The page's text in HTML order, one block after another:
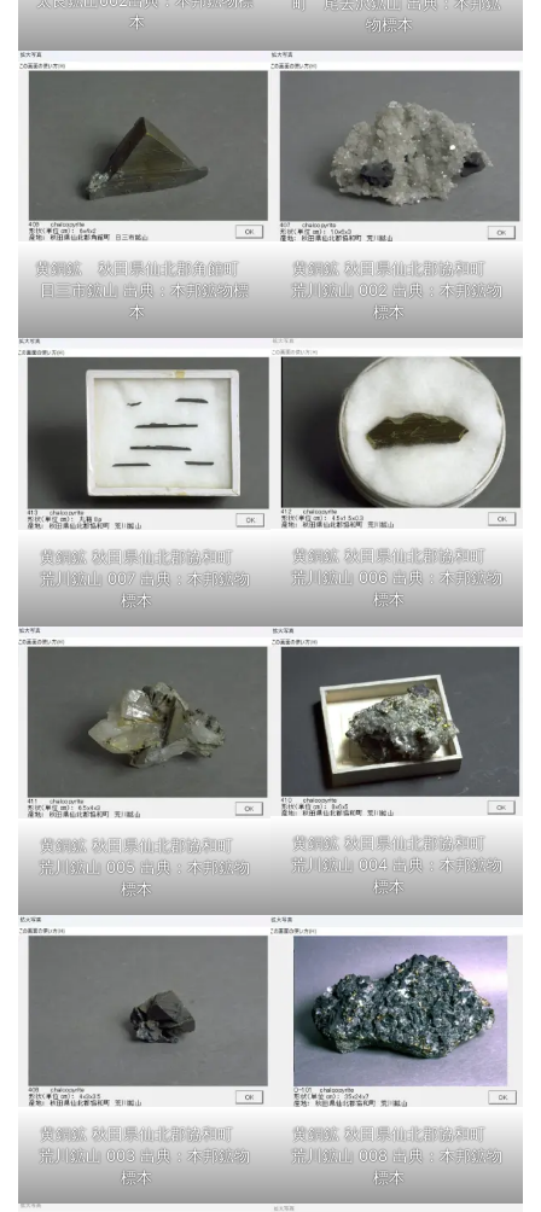
本
物標本
黄銅鉱 秋田県仙北郡角館町
日三市鉱山 出典：本邦鉱物標
本
黄銅鉱 秋田県仙北郡協和町
荒川鉱山 002 出典：本邦鉱物
標本
黄銅鉱 秋田県仙北郡協和町
荒川鉱山 007 出典：本邦鉱物
標本
黄銅鉱 秋田県仙北郡協和町
荒川鉱山 006 出典：本邦鉱物
標本
黄銅鉱 秋田県仙北郡協和町
荒川鉱山 005 出典：本邦鉱物
標本
黄銅鉱 秋田県仙北郡協和町
荒川鉱山 004 出典：本邦鉱物
標本
黄銅鉱 秋田県仙北郡協和町
荒川鉱山 003 出典：本邦鉱物
標本
黄銅鉱 秋田県仙北郡協和町
荒川鉱山 008 出典：本邦鉱物
標本